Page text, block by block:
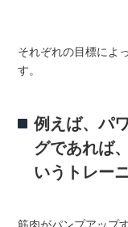
それぞれの目標によ
す。
例えば、パ
グであれば
いうトレー